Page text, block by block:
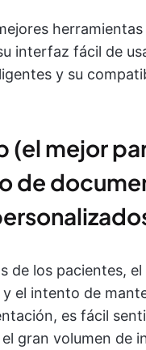
herramientas
interfaz fácil de
y su
(el mejor
de
de los pacientes,
el intento de
es fácil
gran volumen de